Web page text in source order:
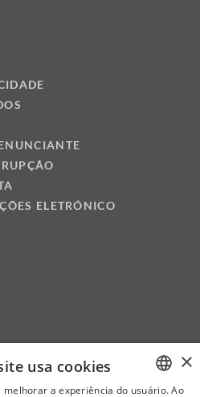
ELETRÓNICO
×
usa cookies
melhorar a experiência do usuário. Ao